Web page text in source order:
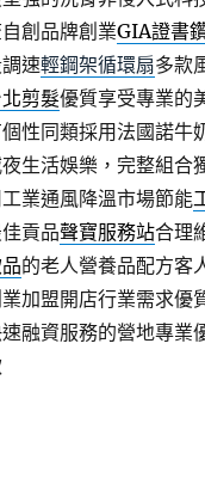
創品牌創業GIA證書
速輕鋼架循環扇多款
剪髮優質享受專業的
性同類採用法國諾牛
生活娛樂，完整組合
業通風降溫市場節能
貢品聲寶服務站合理
的老人營養品配方客
加盟開店行業需求優
融資服務的營地專業